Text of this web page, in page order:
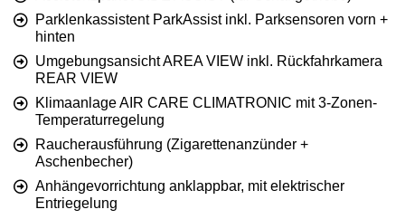
Parklenkassistent ParkAssist inkl. Parksensoren vorn +
hinten
Umgebungsansicht AREA VIEW inkl. Rückfahrkamera
REAR VIEW
Klimaanlage AIR CARE CLIMATRONIC mit 3-Zonen-
Temperaturregelung
Raucherausführung (Zigarettenanzünder +
Aschenbecher)
Anhängevorrichtung anklappbar, mit elektrischer
Entriegelung